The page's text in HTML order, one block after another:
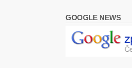
GOOGLE NEWS